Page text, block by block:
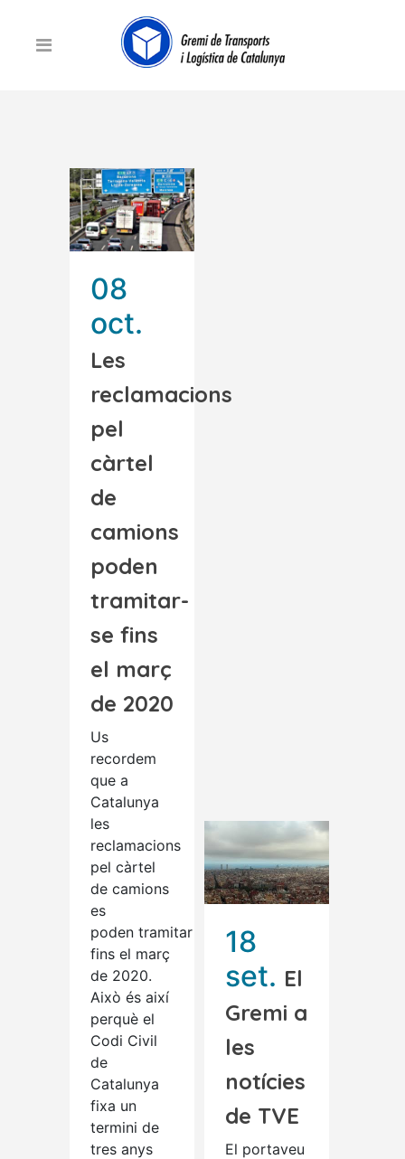
08
oct.
Les
reclamacions
pel
càrtel
de
camions
poden
tramitar-
se fins
el març
de 2020
Us
recordem
que a
Catalunya
les
reclamacions
pel càrtel
de camions
es
poden tramitar
fins el març
de 2020.
Això és així
perquè el
Codi Civil
de
Catalunya
fixa un
termini de
tres anys
18
set. El
Gremi a
les
notícies
de TVE
El portaveu